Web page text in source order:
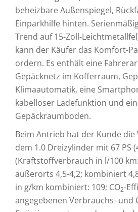
beheizbare Außenspiegel,
Einparkhilfe hinten.
Trend auf 15-Zoll-
kann der Käufer das Komfort-
ordern. Es enthält eine
Gepäcknetz im Kofferraum,
Klimaautomatik, eine
kabelloser Ladefunktion und
Gepäckraumboden.
Beim Antrieb hat der Kunde die
dem 1.0 Dreizylinder mit 67 PS
(Kraftstoffverbrauch in l/100
außerorts 4,5-4,2; kombiniert
in g/km kombiniert: 109; CO2-
angegebenen Verbrauchs- und